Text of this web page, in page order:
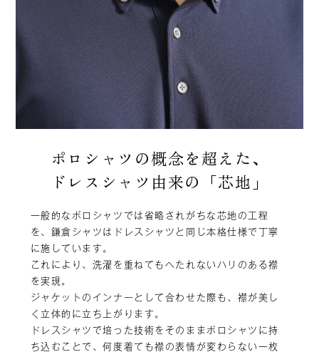
ポロシャツの概念を超えた、
ドレスシャツ由来の「芯地」
一般的なポロシャツでは省略されがちな芯地の工程
を、鎌倉シャツはドレスシャツと同じ本格仕様で丁寧
に施しています。
これにより、洗濯を重ねてもへたれないハリのある襟
を実現。
ジャケットのインナーとして合わせた際も、襟が美し
く立体的に立ち上がります。
ドレスシャツで培った技術をそのままポロシャツに持
ち込むことで、何度着ても襟の表情が変わらない一枚